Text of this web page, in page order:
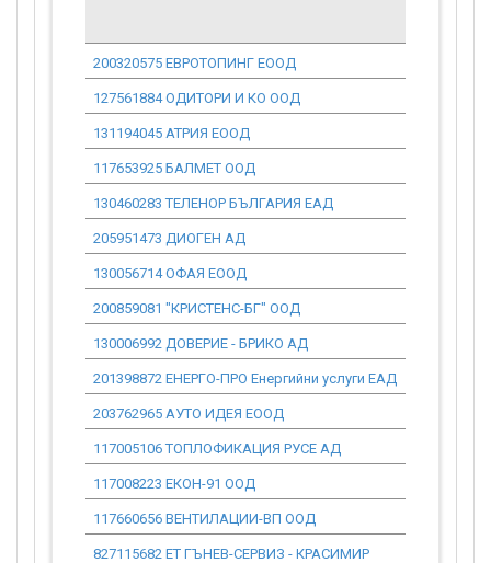
200320575 ЕВРОТОПИНГ ЕООД
127561884 ОДИТОРИ И КО ООД
131194045 АТРИЯ ЕООД
117653925 БАЛМЕТ ООД
130460283 ТЕЛЕНОР БЪЛГАРИЯ ЕАД
205951473 ДИОГЕН АД
130056714 ОФАЯ ЕООД
200859081 "КРИСТЕНС-БГ" ООД
130006992 ДОВЕРИЕ - БРИКО АД
201398872 ЕНЕРГО-ПРО Енергийни услуги ЕАД
203762965 АУТО ИДЕЯ ЕООД
117005106 ТОПЛОФИКАЦИЯ РУСЕ АД
117008223 ЕКОН-91 ООД
117660656 ВЕНТИЛАЦИИ-ВП ООД
827115682 ЕТ ГЪНЕВ-СЕРВИЗ - КРАСИМИР